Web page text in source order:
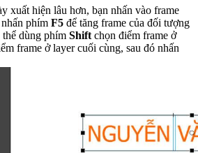
xuất hiện lâu hơn, bạn nhấn vào frame
phím F5 để tăng frame của đối tượng
thể dùng phím Shiftchọn điểm frame ở
frame ở layer cuối cùng, sau đó nhấn